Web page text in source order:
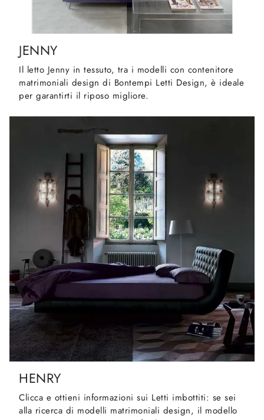
JENNY
Il letto Jenny in tessuto, tra i modelli con contenitore
matrimoniali design di Bontempi Letti Design, è ideale
per garantirti il riposo migliore.
HENRY
Clicca e ottieni informazioni sui Letti imbottiti: se sei
alla ricerca di modelli matrimoniali design, il modello